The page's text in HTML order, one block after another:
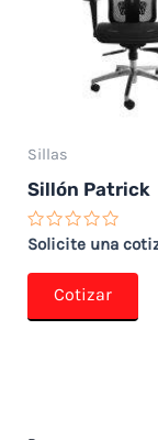
Sillas
Sillón Patrick
Valorado
0
Solicite una
Cotizar